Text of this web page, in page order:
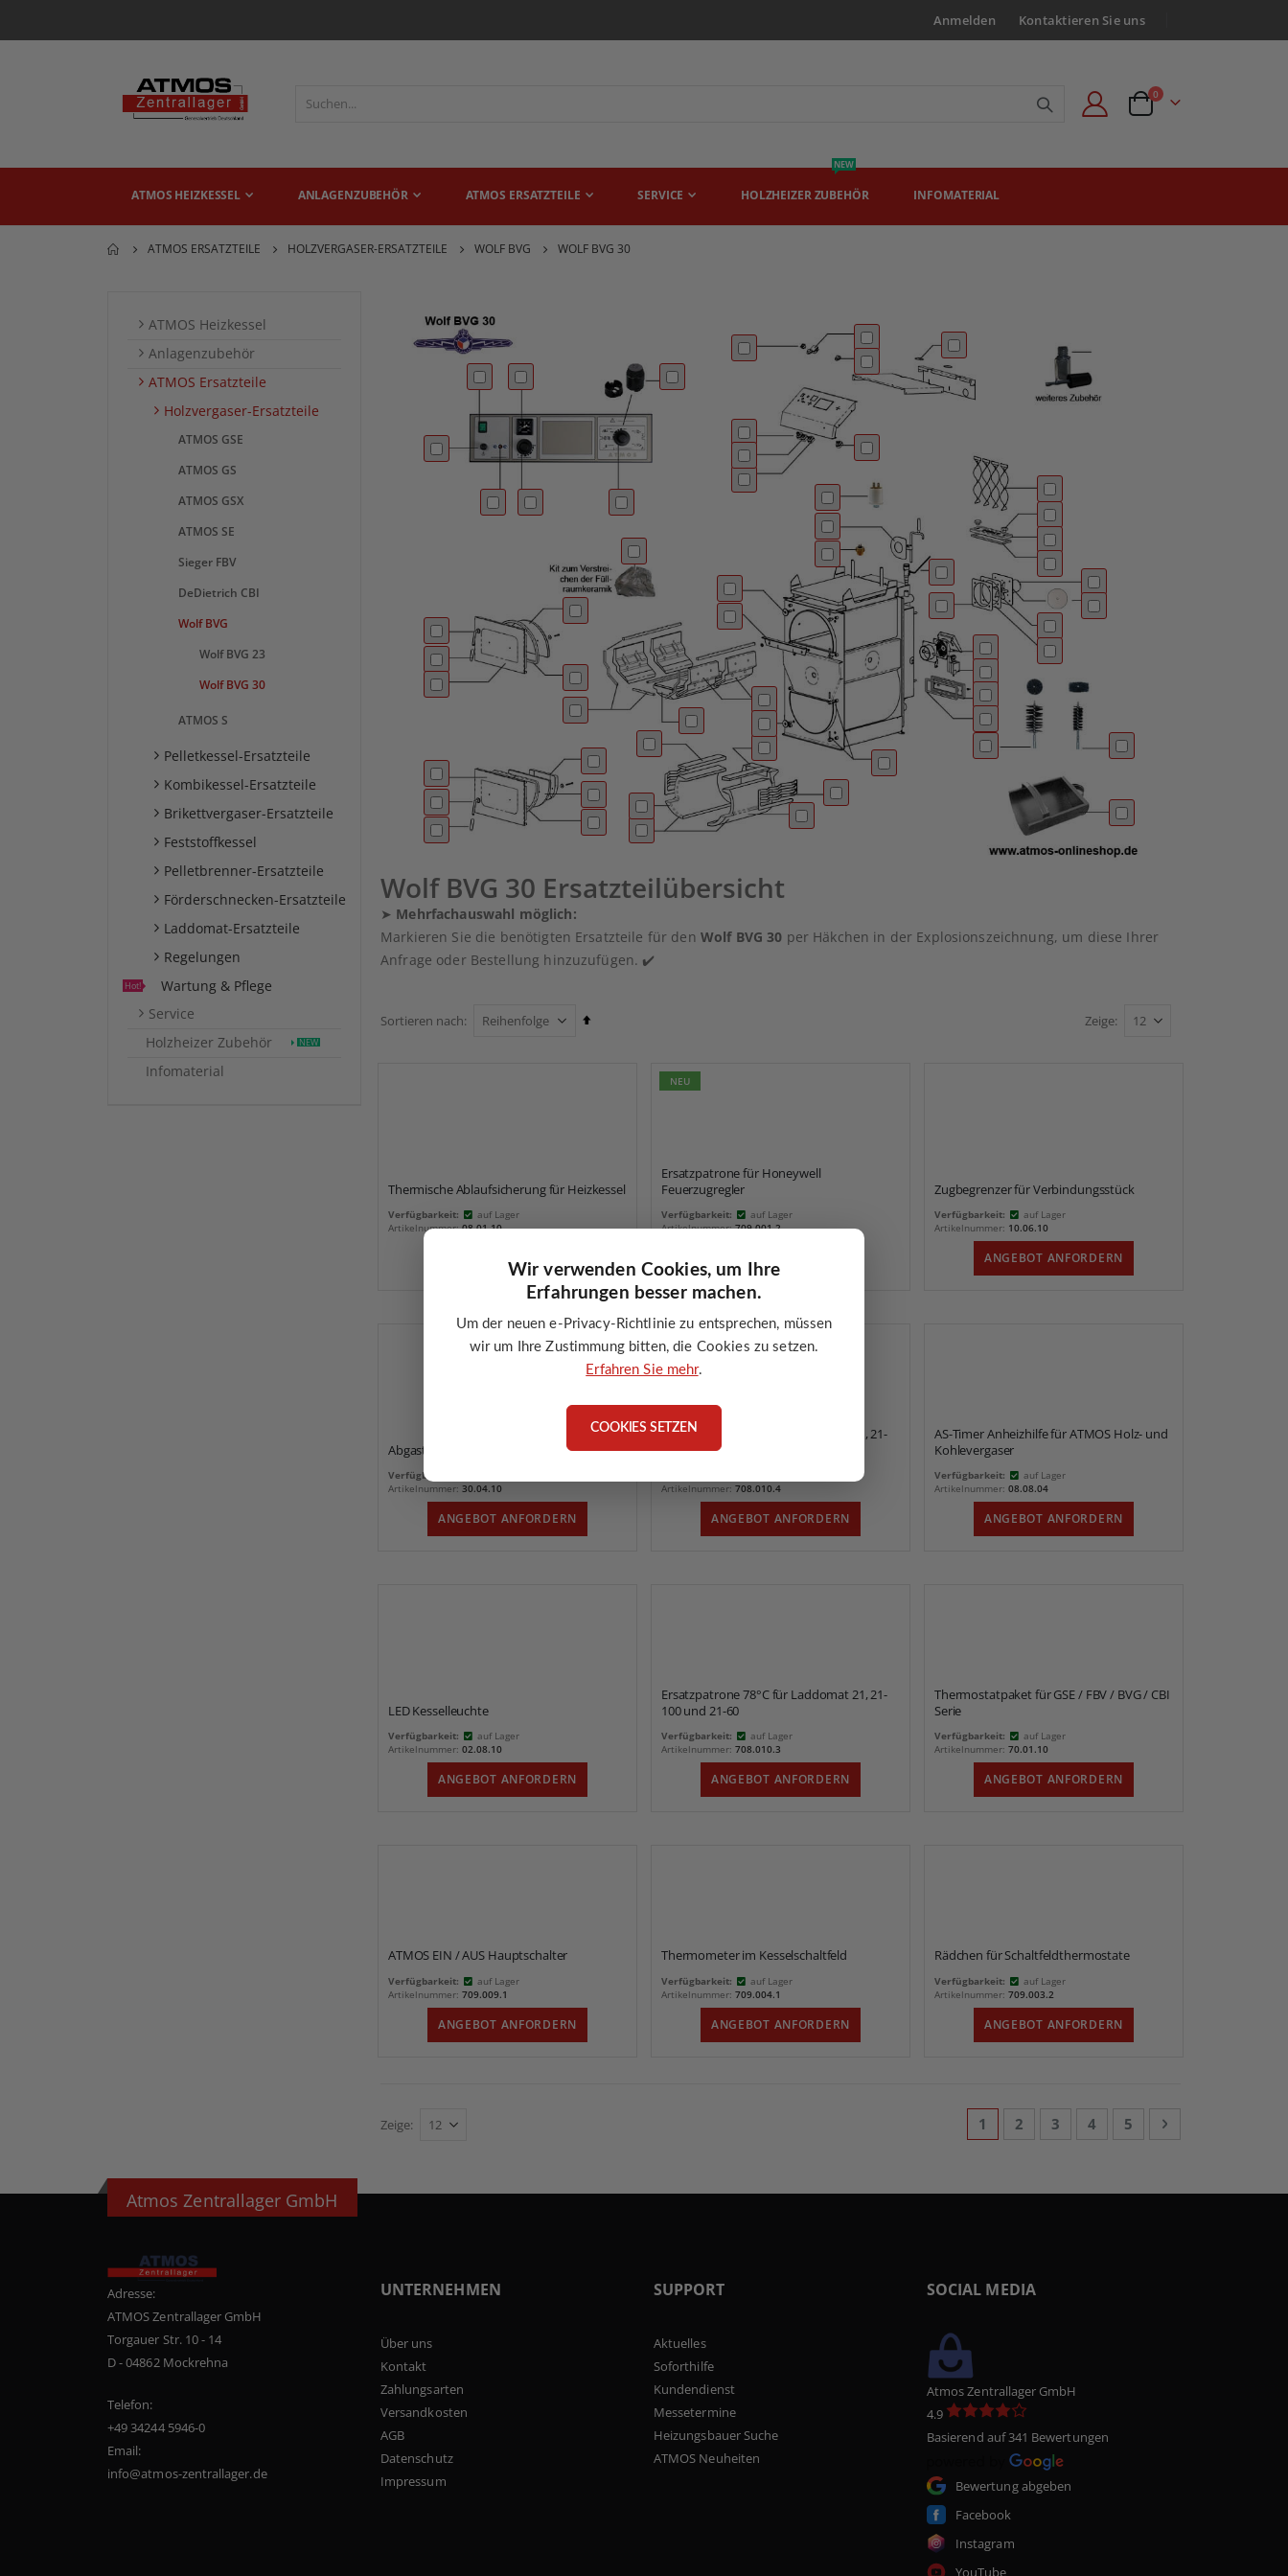
Wir verwenden Cookies, um Ihre
Erfahrungen besser machen.
Um der neuen e-Privacy-Richtlinie zu entsprechen, müssen
wir um Ihre Zustimmung bitten, die Cookies zu setzen.
Erfahren Sie mehr.
COOKIES SETZEN
Anmelden Kontaktieren Sie uns
Angebotsanfrage
0 Artikel
ATMOS HEIZKESSEL ANLAGENZUBEHÖR ATMOS ERSATZTEILE SERVICE HOLZHEIZER ZUBEHÖR
NEW
INFOMATERIAL
ATMOS ERSATZTEILE HOLZVERGASER-ERSATZTEILE WOLF BVG WOLF BVG 30
Wolf BVG 30 Ersatzteilübersicht
➤ Mehrfachauswahl möglich:
Markieren Sie die benötigten Ersatzteile für den Wolf BVG 30 per Häkchen in der Explosionszeichnung, um diese Ihrer
Anfrage oder Bestellung hinzuzufügen. ✔️
Sortieren nach Zeige
Thermische Ablaufsicherung für Heizkessel
Verfügbarkeit:
auf Lager
Artikelnummer:08.01.10
NEU
Ersatzpatrone für Honeywell
Feuerzugregler
Verfügbarkeit:
auf Lager
Artikelnummer:709.001.2
Zugbegrenzer für Verbindungsstück
Verfügbarkeit:
auf Lager
Artikelnummer: 10.06.10
ANGEBOT ANFORDERN
Abgasthermometer DN 80mm x 150mm
Verfügbarkeit:
Artikelnummer: 30.04.10
ANGEBOT ANFORDERN
Ersatzpatrone 72°C für Laddomat 21, 21-
100 und 21-60
Artikelnummer: 708.010.4
ANGEBOT ANFORDERN
AS-Timer Anheizhilfe für ATMOS Holz- und
Kohlevergaser
Verfügbarkeit:
auf Lager
Artikelnummer: 08.08.04
ANGEBOT ANFORDERN
LED Kesselleuchte
Verfügbarkeit:
auf Lager
Artikelnummer: 02.08.10
ANGEBOT ANFORDERN
Ersatzpatrone 78°C für Laddomat 21, 21-
100 und 21-60
Verfügbarkeit:
auf Lager
Artikelnummer: 708.010.3
ANGEBOT ANFORDERN
Thermostatpaket für GSE / FBV / BVG / CBI
Serie
Verfügbarkeit:
auf Lager
Artikelnummer: 70.01.10
ANGEBOT ANFORDERN
ATMOS EIN / AUS Hauptschalter
Verfügbarkeit:
auf Lager
Artikelnummer: 709.009.1
ANGEBOT ANFORDERN
Thermometer im Kesselschaltfeld
Verfügbarkeit:
auf Lager
Artikelnummer: 709.004.1
ANGEBOT ANFORDERN
Rädchen für Schaltfeldthermostate
Verfügbarkeit:
auf Lager
Artikelnummer: 709.003.2
ANGEBOT ANFORDERN
Seite
Sie lesen gerade die Seite
1 Seite
2 Seite
3 Seite
4 Seite
5 Seite
Weiter
Zeige
ATMOS Heizkessel
Anlagenzubehör
ATMOS Ersatzteile
Holzvergaser-Ersatzteile
ATMOS GSE
ATMOS GS
ATMOS GSX
ATMOS SE
Sieger FBV
DeDietrich CBI
Wolf BVG
Wolf BVG 23
Wolf BVG 30
ATMOS S
Pelletkessel-Ersatzteile
Kombikessel-Ersatzteile
Brikettvergaser-Ersatzteile
Feststoffkessel
Pelletbrenner-Ersatzteile
Förderschnecken-Ersatzteile
Laddomat-Ersatzteile
Regelungen
Wartung & Pflege
Hot!
Service
Holzheizer Zubehör
NEW
Infomaterial
Atmos Zentrallager GmbH
Adresse:
ATMOS Zentrallager GmbH
Torgauer Str. 10 - 14
D - 04862 Mockrehna
Telefon:
+49 34244 5946-0
Email:
info@atmos-zentrallager.de
UNTERNEHMEN
Über uns
Kontakt
Zahlungsarten
Versandkosten
AGB
Datenschutz
Impressum
SUPPORT
Aktuelles
Soforthilfe
Kundendienst
Messetermine
Heizungsbauer Suche
ATMOS Neuheiten
SOCIAL MEDIA
Atmos Zentrallager GmbH
4.9
Basierend auf 341 Bewertungen
Bewertung abgeben
Facebook
Instagram
YouTube